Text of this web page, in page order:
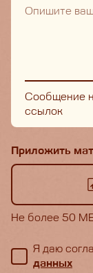
Сообщение
ссылок
Приложить
Не более 50
Я даю
данных